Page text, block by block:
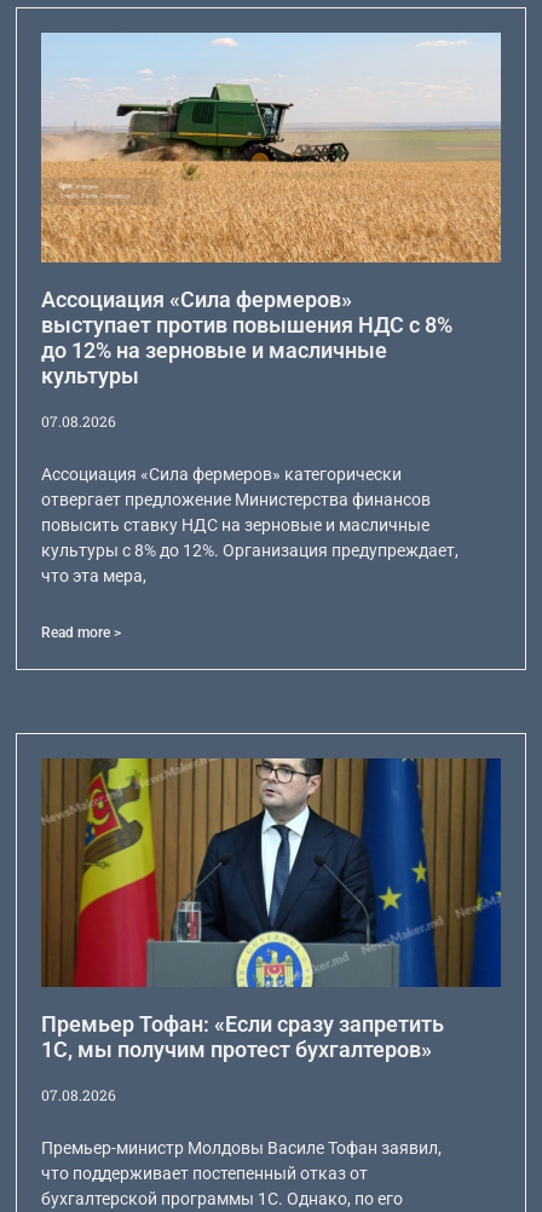
Ассоциация «Сила фермеров»
выступает против повышения НДС с 8%
до 12% на зерновые и масличные
культуры
07.08.2026
Ассоциация «Сила фермеров» категорически
отвергает предложение Министерства финансов
повысить ставку НДС на зерновые и масличные
культуры с 8% до 12%. Организация предупреждает,
что эта мера,
Read more >
Премьер Тофан: «Если сразу запретить
1С, мы получим протест бухгалтеров»
07.08.2026
Премьер-министр Молдовы Василе Тофан заявил,
что поддерживает постепенный отказ от
бухгалтерской программы 1С. Однако, по его